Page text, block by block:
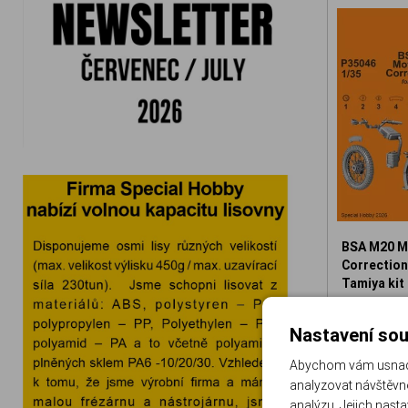
BSA M20
Tamiya kit
Nastavení
Abychom vám
analyzovat